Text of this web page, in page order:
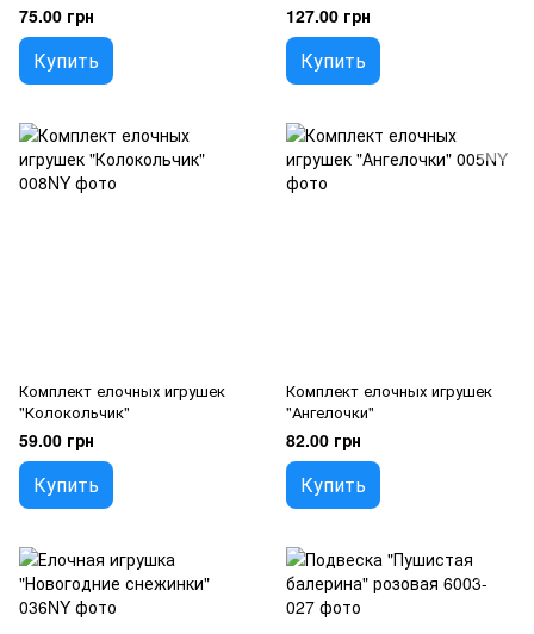
75.00 грн
Купить
127.00 грн
Купить
Комплект елочных игрушек
"Колокольчик"
59.00 грн
Купить
Комплект елочных игрушек
"Ангелочки"
82.00 грн
Купить